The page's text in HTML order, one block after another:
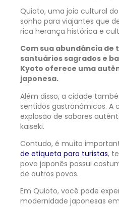
Quioto, uma joia cultural
sonho para viajantes que
rica herança histórica e
Com sua abundância de
santuários sagrados e
Kyoto oferece uma
japonesa.
Além disso, a cidade
sentidos gastronômicos. A
explosão de sabores
kaiseki.
Contudo, é muito
de etiqueta para turistas,
povo japonês possui
de outros povos.
Em Quioto, você pode
modernidade japonesas